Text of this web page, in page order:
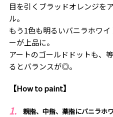
目を引くブラッドオレンジを
ル。
もう1色も明るいバニラホワ
ーが上品に。
アートのゴールドドットも、
るとバランスが◎。
【How to paint】
親指、中指、薬指にバニラホ